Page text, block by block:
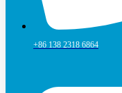
+86 138 2318 6864